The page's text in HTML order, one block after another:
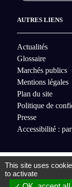
AUTRES LIENS
Actualités
Glossaire
Marchés publics
Mentions légales
Plan du site
Politique de
Presse
Accessibilité :
©
This site uses
to activate